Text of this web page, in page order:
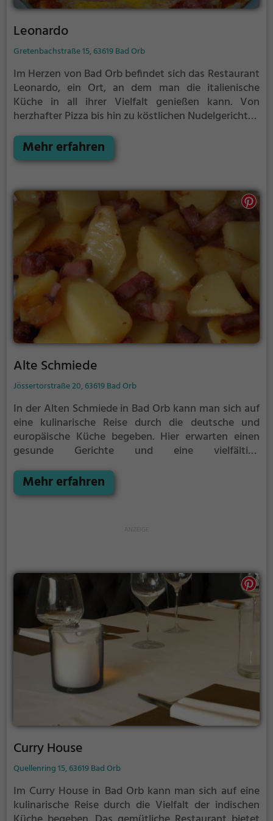
Leonardo
Gretenbachstraße 15, 63619 Bad Orb
Im Herzen von Bad Orb befindet sich das Restaurant
Leonardo, ein Ort, an dem man die italienische
Küche in all ihrer Vielfalt genießen kann. Von
herzhafter Pizza bis hin zu köstlichen Nudelgerichten
große Auswahl an Bier, Kaffee, Kuchen und
Cocktails. Für Liebhaber der deutschen und
Angebot. Ob beim gemütlichen Frühstück oder
einem gesunden, vegetarischen Gericht – im
Leonardo ist für jeden etwas dabei. Die
mediterranen und kontinentalen Speisen runden das
kulinarische Erlebnis ab. Tauche ein in die
entspannte Atmosphäre und genieße die Vielfalt an
Speisen und Getränken in diesem einladenden
Restaurant.
Mehr erfahren
Alte Schmiede
Jössertorstraße 20, 63619 Bad Orb
In der Alten Schmiede in Bad Orb kann man sich auf
eine kulinarische Reise durch die deutsche und
europäische Küche begeben. Hier erwarten einen
gesunde Gerichte und eine vielfältige
ob man Lust auf deftige deutsche Klassiker oder
leichte europäische Spezialitäten hat, hier wird man
Mehr erfahren
Curry House
Quellenring 15, 63619 Bad Orb
Im Curry House in Bad Orb kann man sich auf eine
kulinarische Reise durch die Vielfalt der indischen